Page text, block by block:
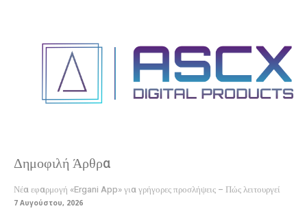
Δημοφιλή Άρθρα
Νέα εφαρμογή «Ergani App» για γρήγορες προσλήψεις – Πώς λειτουργεί
7 Αυγούστου, 2026